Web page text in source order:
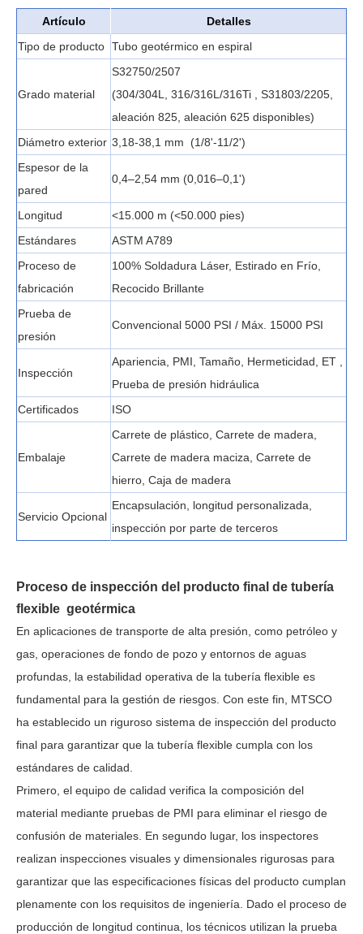
Artículo
Detalles
Tipo de producto Tubo geotérmico en espiral
Grado material
S32750/2507
(304/304L, 316/316L/316Ti
, S31803/2205,
aleación 825, aleación 625 disponibles)
Diámetro exterior 3,18-38,1 mm
(1/8'-11/2')
Espesor de la
pared
0,4–2,54 mm (0,016–0,1')
Longitud
<15.000 m (<50.000 pies)
Estándares
ASTM A789
Proceso de
fabricación
100% Soldadura Láser, Estirado en Frío,
Recocido Brillante
Prueba de
presión
Convencional 5000 PSI / Máx. 15000 PSI
Inspección
Apariencia, PMI, Tamaño, Hermeticidad, ET
Prueba de presión hidráulica
Certificados
ISO
Embalaje
Carrete de plástico, Carrete de madera,
Carrete de madera maciza, Carrete de
hierro, Caja de madera
Servicio Opcional
Encapsulación, longitud personalizada,
inspección por parte de terceros
Proceso de inspección del producto final de tubería
flexible geotérmica
En aplicaciones de transporte de alta presión, como petróleo y
gas, operaciones de fondo de pozo y entornos de aguas
profundas, la estabilidad operativa de la tubería flexible es
fundamental para la gestión de riesgos. Con este fin, MTSCO
ha establecido un riguroso sistema de inspección del producto
final para garantizar que la tubería flexible cumpla con los
estándares de calidad.
Primero, el equipo de calidad verifica la composición del
material mediante pruebas de PMI para eliminar el riesgo de
confusión de materiales. En segundo lugar, los inspectores
realizan inspecciones visuales y dimensionales rigurosas para
garantizar que las especificaciones físicas del producto cumplan
plenamente con los requisitos de ingeniería. Dado el proceso de
producción de longitud continua, los técnicos utilizan la prueba